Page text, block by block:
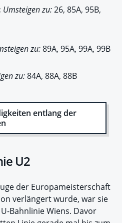
Umsteigen zu:26, 85A, 95B,
zu:89A, 95A, 99A, 99B
zu:84A, 88A, 88B
entlang der
U2
der Europameisterschaft
verlängert wurde, war sie
Bahnlinie Wiens. Davor